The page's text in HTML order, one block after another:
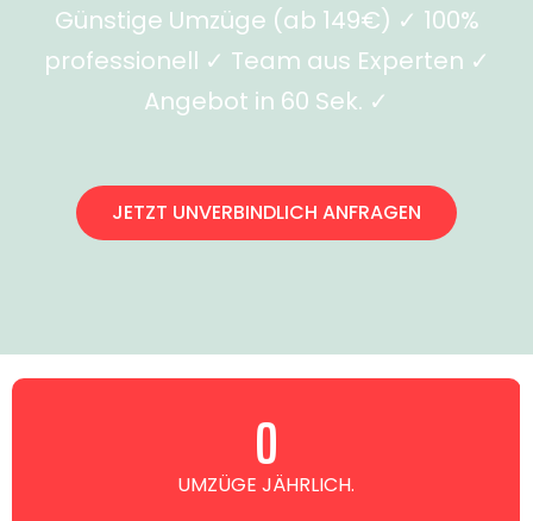
Günstige Umzüge (ab 149€) ✓ 100%
professionell ✓ Team aus Experten ✓
Angebot in 60 Sek. ✓
JETZT UNVERBINDLICH ANFRAGEN
UMZÜGE JÄHRLICH.
0